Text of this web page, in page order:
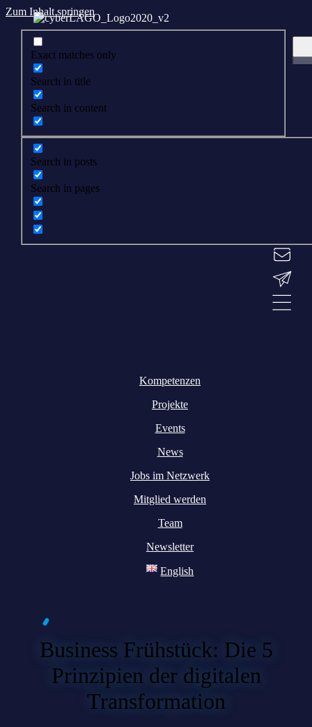
Zum Inhalt springen
Exact matches only
Search in title
Search in content
Search in posts
Search in pages
Kompetenzen
Projekte
Events
News
Jobs im Netzwerk
Mitglied werden
Team
Newsletter
English
Business Frühstück: Die 5
Prinzipien der digitalen
Transformation